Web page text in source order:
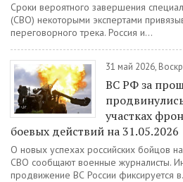
Сроки вероятного завершения
(СВО) некоторыми экспертами
переговорного трека. Россия и...
31 май 2026,
ВС РФ за
участках
боевых действий на 31.05.2026
О новых успехах российских бойцов
СВО сообщают военные журналисты.
продвижение ВС России фиксируется